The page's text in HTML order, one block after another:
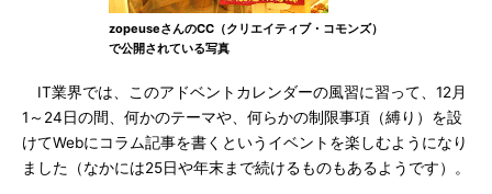
zopeuseさんのCC（クリエイティブ・コモンズ）
で公開されている写真
IT業界では、このアドベントカレンダーの風習に習って、12月
1～24日の間、何かのテーマや、何らかの制限事項（縛り）を設
けてWebにコラム記事を書くというイベントを楽しむようになり
ました（なかには25日や年末まで続けるものもあるようです）。